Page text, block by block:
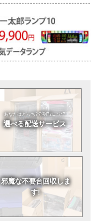
あなたはどっち?分割?丸ごと?
選べる配送サービス
邪魔な不要台回収しま
す!